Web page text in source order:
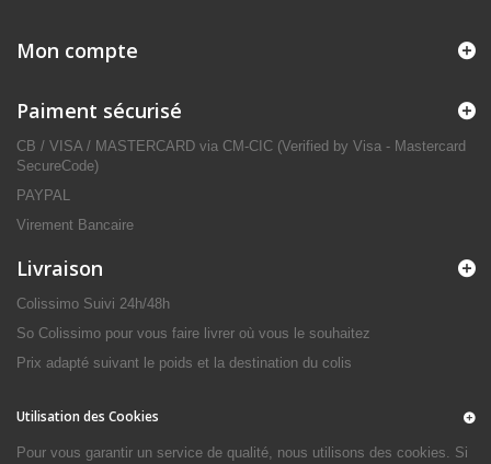
Mon compte
Paiment sécurisé
CB / VISA / MASTERCARD via CM-CIC (Verified by Visa - Mastercard
SecureCode)
PAYPAL
Virement Bancaire
Livraison
Colissimo Suivi 24h/48h
So Colissimo pour vous faire livrer où vous le souhaitez
Prix adapté suivant le poids et la destination du colis
Utilisation des Cookies
Pour vous garantir un service de qualité, nous utilisons des cookies. Si